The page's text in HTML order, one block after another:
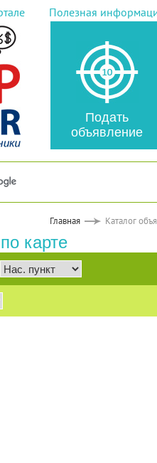
Полезная
Подать
объявление
Главная Каталог
карте